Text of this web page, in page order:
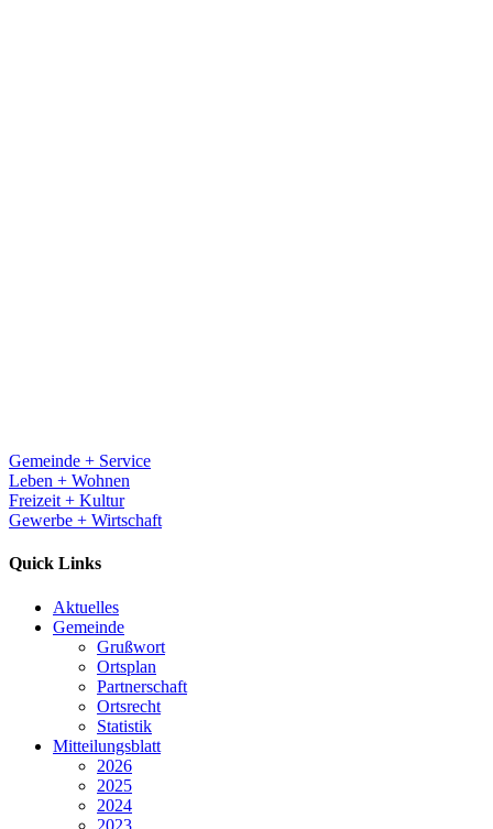
Gemeinde + Service
Leben + Wohnen
Freizeit + Kultur
Gewerbe + Wirtschaft
Quick Links
Aktuelles
Gemeinde
Grußwort
Ortsplan
Partnerschaft
Ortsrecht
Statistik
Mitteilungsblatt
2026
2025
2024
2023